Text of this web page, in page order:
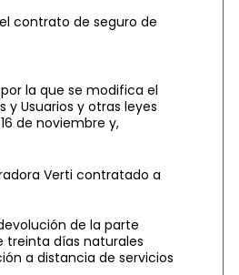
contrato de seguro de
la que se modifica el
y Usuarios y otras leyes
de noviembre y,
Verti contratado a
de la parte
treinta días naturales
a distancia de servicios